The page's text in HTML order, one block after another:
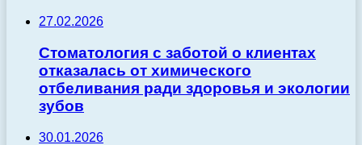
27.02.2026
Стоматология с заботой о клиентах
отказалась от химического
отбеливания ради здоровья и экологии
зубов
30.01.2026